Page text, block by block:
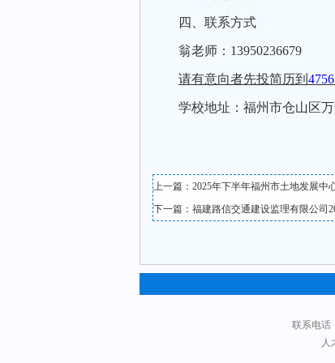
四、联系方式
翁老师 ： 13950236679
请有意向者先投简历到
学校地址：福州市仓山区
上一篇： 2025年下半年福州市土地发展中
下一篇： 福建路信交通建设监理有限公司
联系电话
人